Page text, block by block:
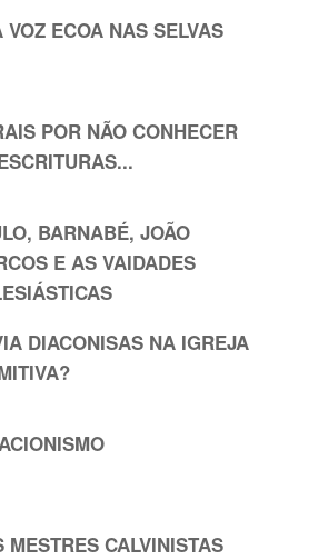
VOZ ECOA NAS SELVAS
POR NÃO CONHECER
BARNABÉ, JOÃO
E AS VAIDADES
DIACONISAS NA IGREJA
MESTRES CALVINISTAS